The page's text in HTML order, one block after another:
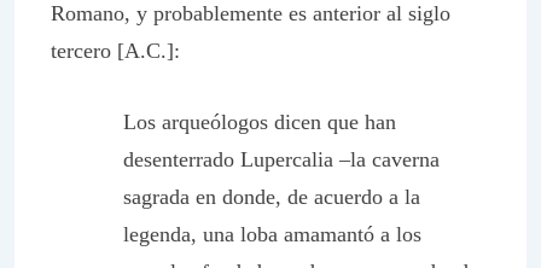
Romano, y probablemente es anterior al siglo
tercero [A.C.]:
Los arqueólogos dicen que han
desenterrado Lupercalia –la caverna
sagrada en donde, de acuerdo a la
legenda, una loba amamantó a los